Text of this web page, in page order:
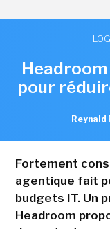
pour
Reynald
Fortement
agentique fait
budgets IT. Un
Headroom